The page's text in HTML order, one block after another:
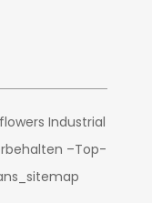
Industrial
–Top-